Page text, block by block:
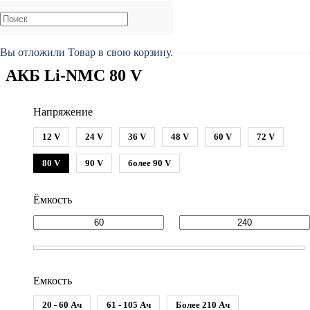
Вы отложили Товар в свою корзину.
Главная Каталог
АКБ Li-NMC 80 V
Напряжение
12 V 24 V 36 V 48 V 60 V 72 V
80 V 90 V более 90 V
Ёмкость
Емкость
20 - 60 Ач 61 - 105 Ач Более 210 Ач